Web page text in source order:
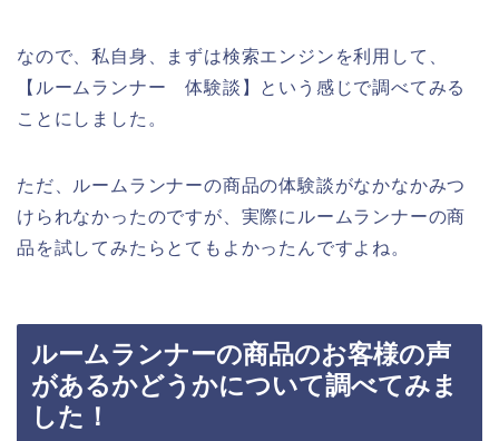
なので、私自身、まずは検索エンジンを利用して、
【ルームランナー 体験談】という感じで調べてみる
ことにしました。
ただ、ルームランナーの商品の体験談がなかなかみつ
けられなかったのですが、実際にルームランナーの商
品を試してみたらとてもよかったんですよね。
ルームランナーの商品のお客様の声
があるかどうかについて調べてみま
した！